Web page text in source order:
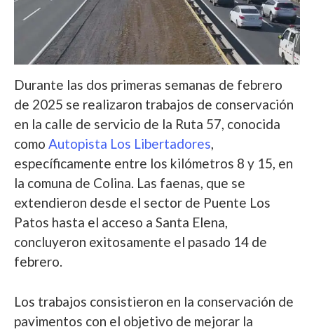
Durante las dos primeras semanas de febrero
de 2025 se realizaron trabajos de conservación
en la calle de servicio de la Ruta 57, conocida
como Autopista Los Libertadores,
específicamente entre los kilómetros 8 y 15, en
la comuna de Colina. Las faenas, que se
extendieron desde el sector de Puente Los
Patos hasta el acceso a Santa Elena,
concluyeron exitosamente el pasado 14 de
febrero.
Los trabajos consistieron en la conservación de
pavimentos con el objetivo de mejorar la